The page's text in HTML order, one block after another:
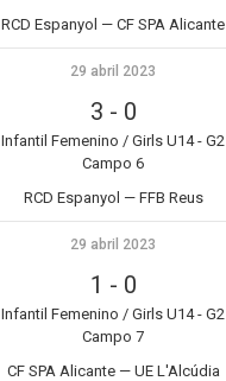
RCD Espanyol — CF SPA Alicante
29 abril 2023
3 - 0
Infantil Femenino / Girls U14 - G2
Campo 6
RCD Espanyol — FFB Reus
29 abril 2023
1 - 0
Infantil Femenino / Girls U14 - G2
Campo 7
CF SPA Alicante — UE L'Alcúdia